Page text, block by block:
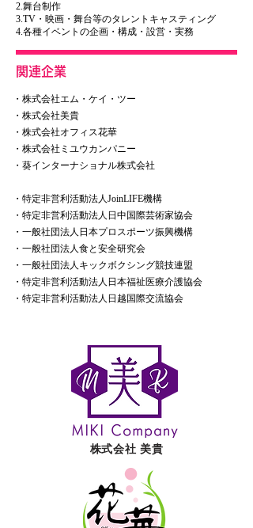
2.舞台制作
3.TV・映画・舞台等のタレントキャスティング
​4.各種イベントの企画・構成・設営・実務
関連企業
・株式会社エム・ケイ・ツー
・株式会社美貴
・株式会社オフィス花華
・株式会社ミユウカンパニー
・葵インターナショナル株式会社
・特定非営利活動法人JoinLIFE機構
・特定非営利活動法人日中国際芸術家協会
・一般社団法人日本プロスポーツ振興機構
・一般社団法人食と安全研究会
・一般社団法人キックボクシング競技連盟
・特定非営利活動法人日本福祉医療介護協会
・特定非営利活動法人日越国際交流協会
株式会社​ 美貴